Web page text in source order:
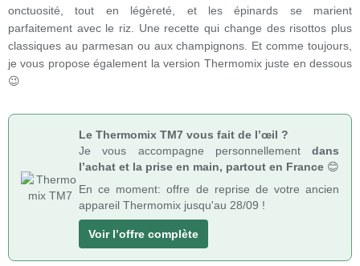
onctuosité, tout en légèreté, et les épinards se marient
parfaitement avec le riz. Une recette qui change des risottos plus
classiques au parmesan ou aux champignons. Et comme toujours,
je vous propose également la version Thermomix juste en dessous
😉
Le Thermomix TM7 vous fait de l’œil ?
Je vous accompagne personnellement dans
l’achat et la prise en main, partout en France 😊
En ce moment: offre de reprise de votre ancien
appareil Thermomix jusqu'au 28/09 !
Voir l’offre complète